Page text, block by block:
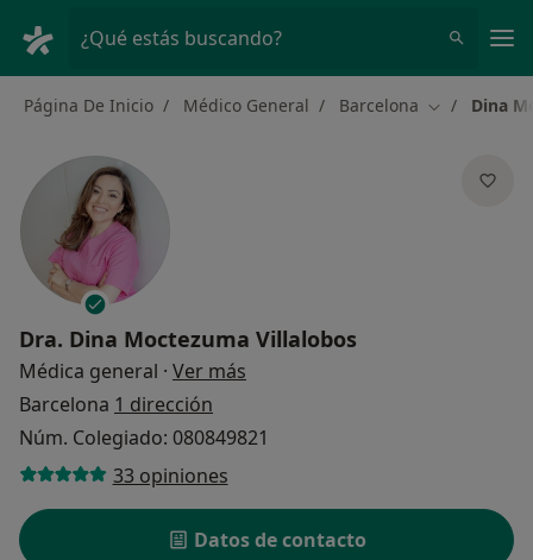
¿Qué estás buscando?
Página De Inicio Médico General Barcelona Cambiar de
Dina
Dra. Dina Moctezuma Villalobos
Médica general · Ver más
Barcelona 1 dirección
Núm. Colegiado: 080849821
33 opiniones
Datos de contacto